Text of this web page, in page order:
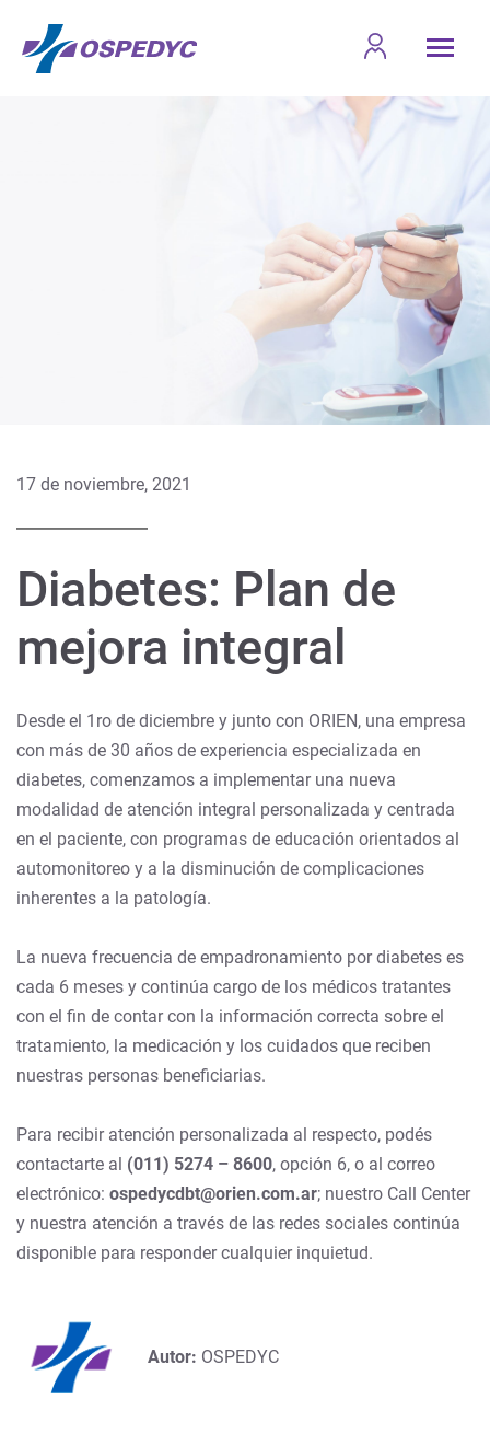
17 de noviembre, 2021
Diabetes: Plan de
mejora integral
Desde el 1ro de diciembre y junto con ORIEN, una empresa
con más de 30 años de experiencia especializada en
diabetes, comenzamos a implementar una nueva
modalidad de atención integral personalizada y centrada
en el paciente, con programas de educación orientados al
automonitoreo y a la disminución de complicaciones
inherentes a la patología.
La nueva frecuencia de empadronamiento por diabetes es
cada 6 meses y continúa cargo de los médicos tratantes
con el fin de contar con la información correcta sobre el
tratamiento, la medicación y los cuidados que reciben
nuestras personas beneficiarias.
Para recibir atención personalizada al respecto, podés
contactarte al (011) 5274 – 8600, opción 6, o al correo
electrónico: ospedycdbt@orien.com.ar; nuestro Call Center
y nuestra atención a través de las redes sociales continúa
disponible para responder cualquier inquietud.
Autor: OSPEDYC